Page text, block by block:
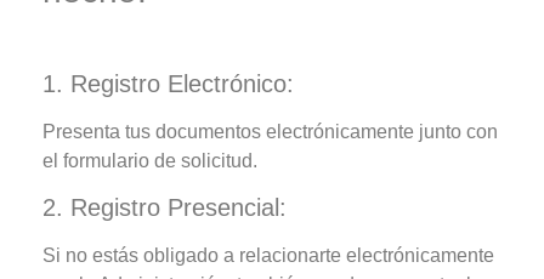
1. Registro Electrónico:
Presenta tus documentos electrónicamente junto con
el formulario de solicitud.
2. Registro Presencial:
Si no estás obligado a relacionarte electrónicamente